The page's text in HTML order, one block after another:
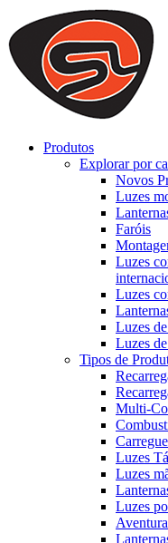
We use cookies to ensure
on our website. By
that cookies are used to
to offer you a better
you can disable cookies,
Produtos
Explorar por
Novos
Luzes
Faróis
Luzes
Luzes
Luzes
Luzes
Tipos de
Multi-
Luzes
Luzes
Luzes